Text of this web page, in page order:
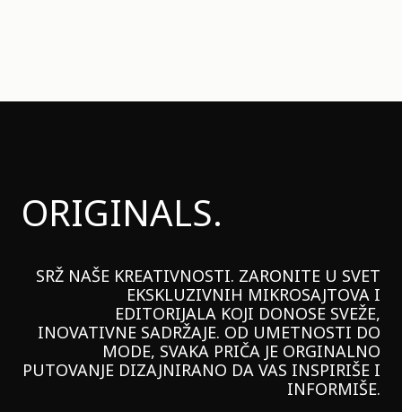
ORIGINALS.
SRŽ NAŠE KREATIVNOSTI. ZARONITE U SVET
EKSKLUZIVNIH MIKROSAJTOVA I
EDITORIJALA KOJI DONOSE SVEŽE,
INOVATIVNE SADRŽAJE. OD UMETNOSTI DO
MODE, SVAKA PRIČA JE ORGINALNO
PUTOVANJE DIZAJNIRANO DA VAS INSPIRIŠE I
INFORMIŠE.